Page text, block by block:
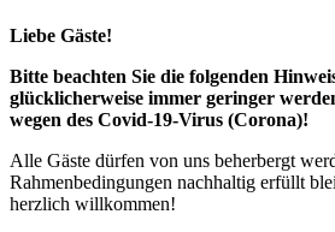
Liebe Gäste!
Bitte beachten Sie die folgenden
glücklicherweise immer geringer
wegen des Covid-19-Virus (Corona)!
Alle Gäste dürfen von uns beherbergt
Rahmenbedingungen nachhaltig erfüllt
herzlich willkommen!